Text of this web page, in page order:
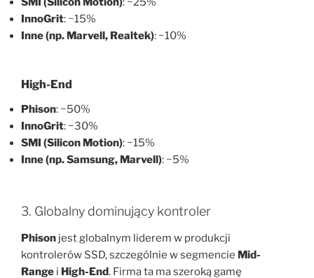
InnoGrit: ~15%
Inne (np. Marvell, Realtek): ~10%
High-End
Phison: ~50%
InnoGrit: ~30%
SMI (Silicon Motion): ~15%
Inne (np. Samsung, Marvell): ~5%
3. Globalny dominujący kontroler
Phison jest globalnym liderem w produkcji
kontrolerów SSD, szczególnie w segmencie Mid-
Range i High-End. Firma ta ma szeroką gamę